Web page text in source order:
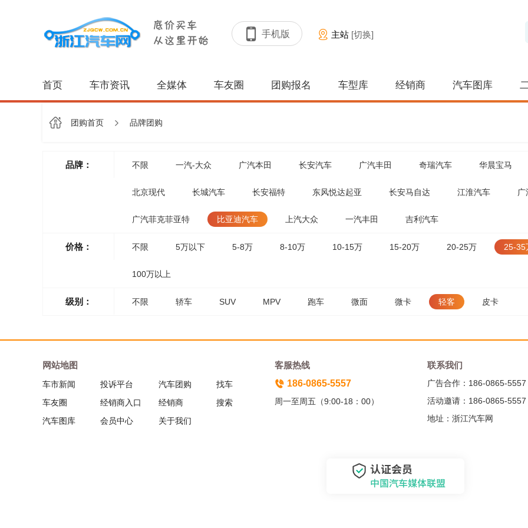
手机版 主站 [切换]
首页 车市资讯 全媒体 车友圈 团购报名 车型库 经销商 汽车图库
团购首页 品牌团购
品牌： 不限 一汽-大众 广汽本田 长安汽车 广汽丰田 奇瑞汽车 华晨宝马
北京现代 长城汽车 长安福特 东风悦达起亚 长安马自达 江淮汽车 广
广汽菲克菲亚特 比亚迪汽车 上汽大众 一汽丰田 吉利汽车
价格： 不限 5万以下 5-8万 8-10万 10-15万 15-20万 20-25万 25-35
100万以上
级别： 不限 轿车 SUV MPV 跑车 微面 微卡 轻客 皮卡
网站地图
车市新闻 投诉平台 汽车团购
找车
车友圈
经销商入口 经销商
搜索
汽车图库
会员中心 关于我们
客服热线
186-0865-5557
周一至周五（9:00-18：00）
联系我们
广告合作：186-0865-5557
活动邀请：186-0865-5557
地址：浙江汽车网